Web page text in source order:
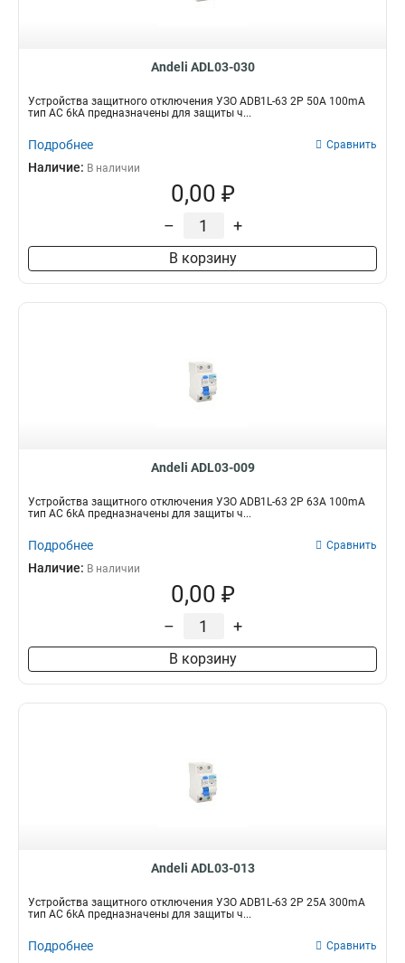
Andeli ADL03-030
Устройства защитного отключения УЗО ADB1L-63 2P 50A 100mA
тип AC 6kA предназначены для защиты ч...
Подробнее Сравнить
Наличие: В наличии
0,00 ₽
– +
В корзину
Andeli ADL03-009
Устройства защитного отключения УЗО ADB1L-63 2P 63A 100mA
тип AC 6kA предназначены для защиты ч...
Подробнее Сравнить
Наличие: В наличии
0,00 ₽
– +
В корзину
Andeli ADL03-013
Устройства защитного отключения УЗО ADB1L-63 2P 25A 300mA
тип AC 6kA предназначены для защиты ч...
Подробнее Сравнить